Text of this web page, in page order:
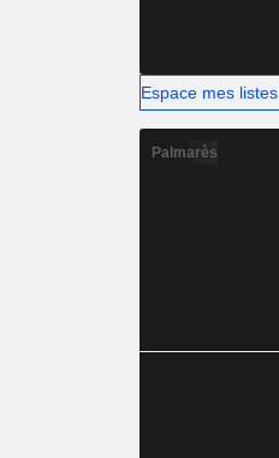
Espace mes listes
Palmarès